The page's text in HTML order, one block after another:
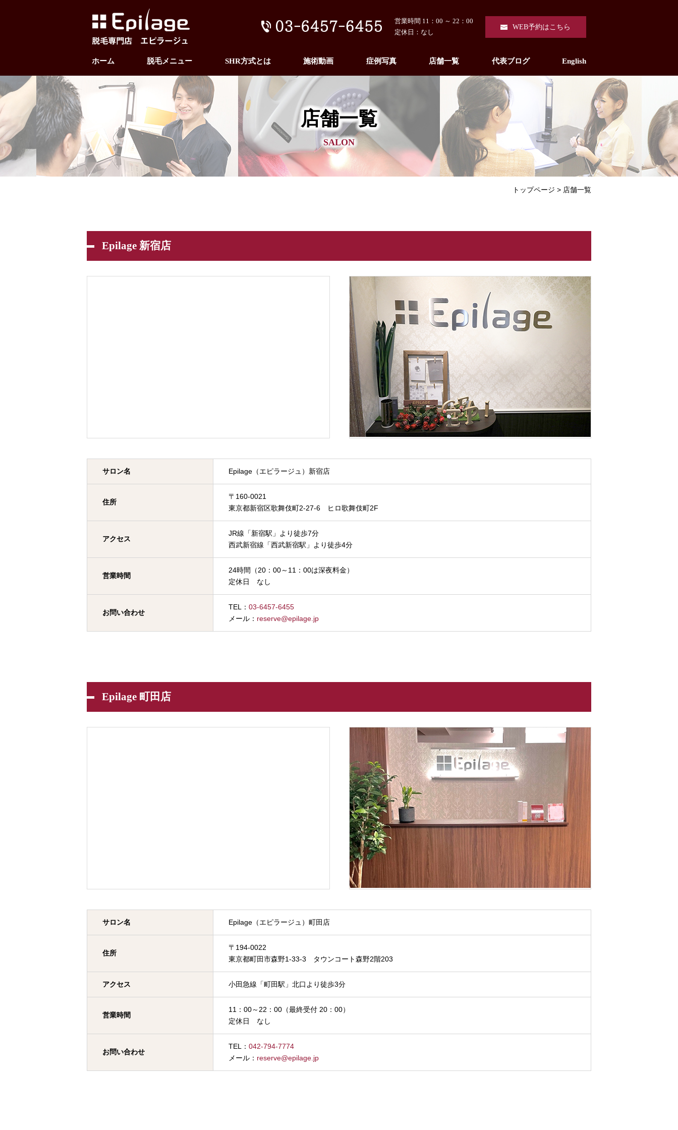
営業時間 11：00 ～ 22：00
定休日：なし
WEB予約はこちら
ホーム 脱毛メニュー SHR方式とは 施術動画 症例写真 店舗一覧 代表ブログ English
店舗一覧
SALON
トップページ 店舗一覧
Epilage 新宿店
サロン名 Epilage（エピラージュ）新宿店
住所
〒160-0021
東京都新宿区歌舞伎町2-27-6 ヒロ歌舞伎町2F
アクセス
JR線「新宿駅」より徒歩7分
西武新宿線「西武新宿駅」より徒歩4分
営業時間
24時間（20：00～11：00は深夜料金）
定休日 なし
お問い合わせ
TEL： 03-6457-6455
メール： reserve@epilage.jp
Epilage 町田店
サロン名 Epilage（エピラージュ）町田店
住所
〒194-0022
東京都町田市森野1-33-3 タウンコート森野2階203
アクセス 小田急線「町田駅」北口より徒歩3分
営業時間
11：00～22：00（最終受付 20：00）
定休日 なし
お問い合わせ
TEL： 042-794-7774
メール： reserve@epilage.jp